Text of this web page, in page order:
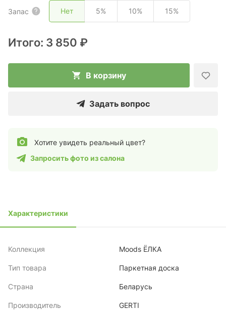
Запас Нет 5% 10% 15%
Итого: 3 850 ₽
В корзину
Задать вопрос
Хотите увидеть реальный цвет?
Запросить фото из салона
Характеристики
Коллекция Moods ЁЛКА
Тип товара Паркетная доска
Страна Беларусь
Производитель GERTI